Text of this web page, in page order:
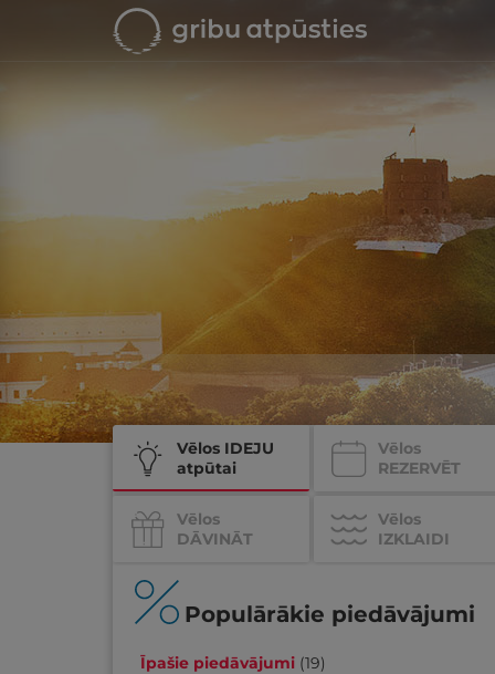
Vēlos IDEJU
atpūtai
Vēlos
REZERVĒT
Vēlos
DĀVINĀT
Vēlos
IZKLAIDI
Populārākie piedāvājumi
Īpašie piedāvājumi (19)